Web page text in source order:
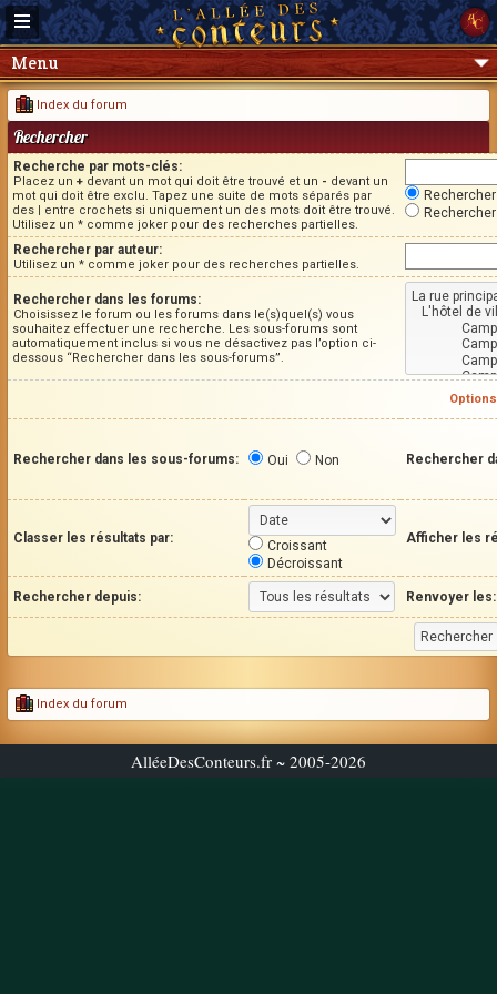
Menu
Index du forum
Rechercher
Recherche par mots-clés:
Placez un + devant un mot qui doit être trouvé et un - devant un
mot qui doit être exclu. Tapez une suite de mots séparés par
des | entre crochets si uniquement un des mots doit être trouvé.
Utilisez un * comme joker pour des recherches partielles.
Rechercher par auteur:
Utilisez un * comme joker pour des recherches partielles.
Rechercher dans les forums:
Choisissez le forum ou les forums dans le(s)quel(s) vous
souhaitez effectuer une recherche. Les sous-forums sont
automatiquement inclus si vous ne désactivez pas l’option ci-
dessous “Rechercher dans les sous-forums”.
Rechercher dans les sous-forums: Oui Non Rechercher
Classer les résultats par:
Croissant
Décroissant
Afficher les
Rechercher depuis: Renvoyer les:
Index du forum
AlléeDesConteurs.fr ~ 2005-2026